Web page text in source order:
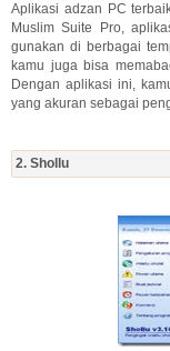
Aplikasi adzan PC
Muslim Suite Pro,
gunakan di berbagai
kamu juga bisa
Dengan aplikasi ini,
yang akuran sebagai
2. Shollu